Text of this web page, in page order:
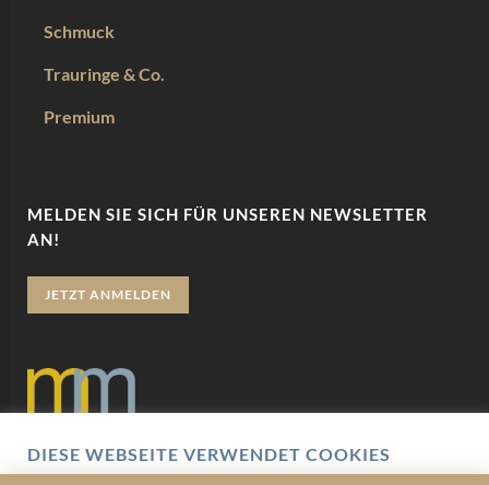
Schmuck
Trauringe & Co.
Premium
MELDEN SIE SICH FÜR UNSEREN NEWSLETTER
AN!
JETZT ANMELDEN
Datenschutz
DIESE WEBSEITE VERWENDET COOKIES